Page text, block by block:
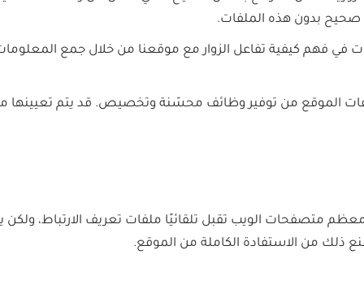
صحيح بدون هذه الملفات.
في فهم كيفية تفاعل الزوار مع موقعنا من خلال جمع
الموقع من توفير وظائف محسّنة وتخصيص. قد يتم تعيينها
متصفحات الويب تقبل تلقائيًا ملفات تعريف الارتباط،
ذلك من الاستفادة الكاملة من الموقع.